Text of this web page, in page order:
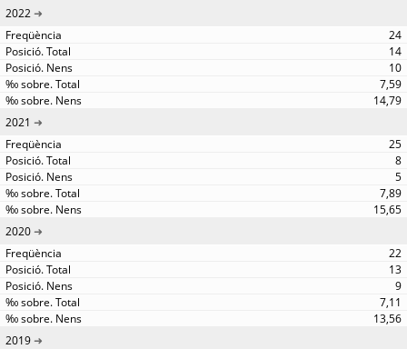
2022
24
14
10
7,59
14,79
2021
25
8
5
7,89
15,65
2020
22
13
9
7,11
13,56
2019